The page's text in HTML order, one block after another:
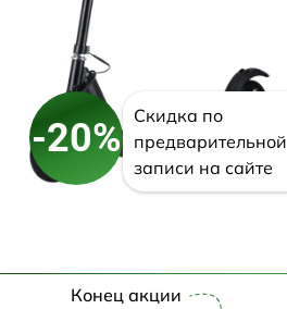
-20%
Скидка по
предварительной
записи на сайте
Конец акции